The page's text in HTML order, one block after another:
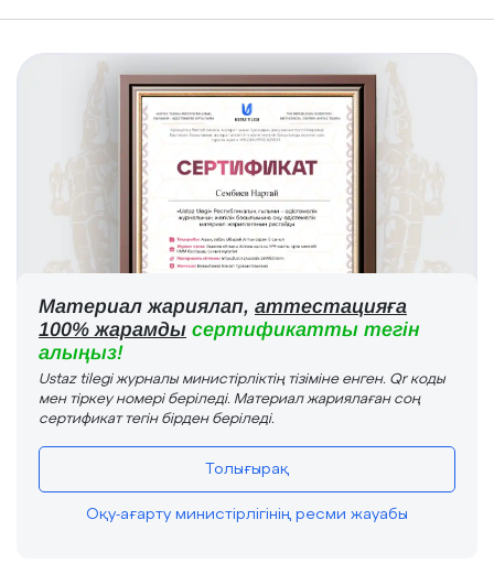
Материал жариялап, аттестацияға
100% жарамды сертификатты тегін
алыңыз!
Ustaz tilegi журналы министірліктің тізіміне енген. Qr коды
мен тіркеу номері беріледі. Материал жариялаған соң
сертификат тегін бірден беріледі.
Толығырақ
Оқу-ағарту министірлігінің ресми жауабы